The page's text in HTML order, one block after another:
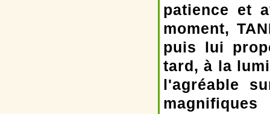
patience et
moment,
puis lui
tard, à la
l'agréable